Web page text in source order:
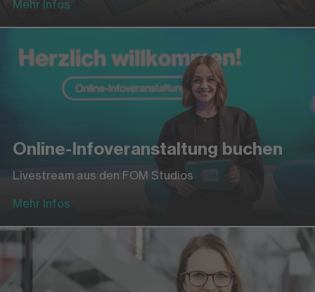
Mehr Infos
Online-Infoveranstaltung buchen
Livestream aus den FOM Studios
Mehr Infos